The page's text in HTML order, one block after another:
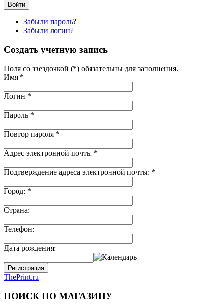
Забыли пароль?
Забыли логин?
Создать учетную запись
Поля со звездочкой (*) обязательны для заполнения.
Имя *
Логин *
Пароль *
Повтор пароля *
Адрес электронной почты *
Подтверждение адреса электронной почты: *
Город: *
Страна:
Телефон:
Дата рождения:
Регистрация
ThePrint.ru
ПОИСК ПО МАГАЗИНУ